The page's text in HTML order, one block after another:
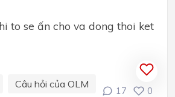
to se ấn cho va dong thoi ket
Câu hỏi của OLM
17 0